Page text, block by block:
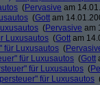
(Pervasive am
(Gott am
(Pervasive am
Luxusautos (Gott am
für Luxusautos (
für Luxusautos (Gott
für Luxusautos (
für Luxusautos